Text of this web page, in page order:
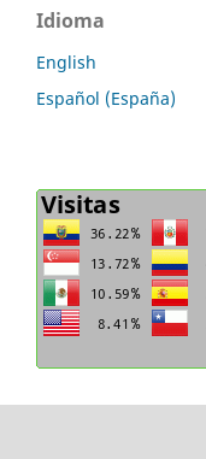
Idioma
English
Español (España)